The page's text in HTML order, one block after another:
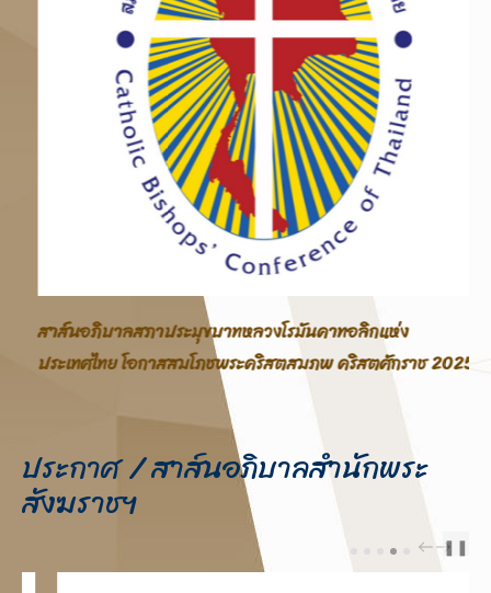
สาส์นอภิบาลสภาประมุขบาทหลวงโรมันคาทอลิกแห่ง
ประเทศไทย โอกาสสมโภชพระคริสตสมภพ คริสตศักราช 2025
ประกาศ / สาส์นอภิบาลสำนักพระ
สังฆราชฯ
PREVNEXT
❚❚